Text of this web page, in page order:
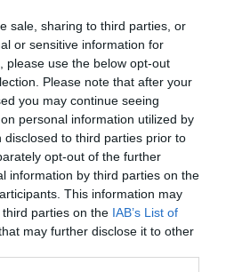
sale, sharing to third parties, or
or sensitive information for
please use the below opt-out
Please note that after your
you may continue seeing
personal information utilized by
to third parties prior to
opt-out of the further
information by third parties on the
This information may
parties on the IAB’s List of
may further disclose it to other
το Culturenow.gr
Άρθρα